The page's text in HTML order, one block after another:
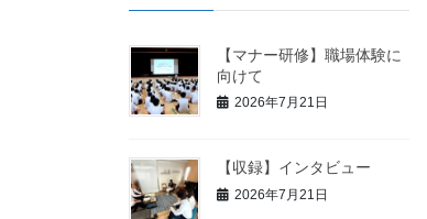
【マナー研修】職場体験に
向けて
2026年7月21日
【収録】インタビュー
2026年7月21日